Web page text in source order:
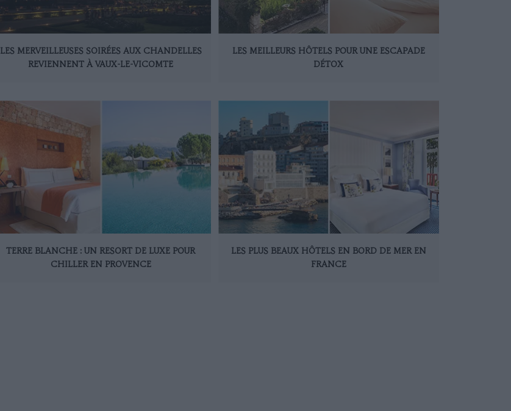
LES MERVEILLEUSES SOIRÉES AUX CHANDELLES
REVIENNENT À VAUX-LE-VICOMTE
LES MEILLEURS HÔTELS POUR UNE ESCAPADE
DÉTOX
TERRE BLANCHE : UN RESORT DE LUXE POUR
CHILLER EN PROVENCE
LES PLUS BEAUX HÔTELS EN BORD DE MER EN
FRANCE